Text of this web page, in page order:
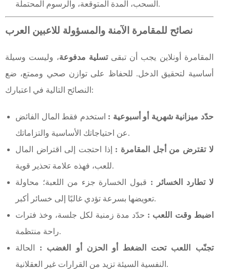
السحب، المدة المتوقعة، والرسوم المحتملة.
نصائح للمقامرة الآمنة والمسؤولة للاعبين العرب
المقامرة أونلاين يجب أن تبقىتسلية مدفوعة، وليست وسيلة
أساسية لتحقيق الدخل. للحفاظ على توازن صحي وممتع، ضع
النصائح التالية في اعتبارك:
حدّد ميزانية شهرية أو أسبوعية : استخدم فقط المال الفائض
عن احتياجاتك الأساسية والتزاماتك.
لا تقترض من أجل المقامرة : إذا احتجت إلى اقتراض المال
للعب، فهذه علامة تحذير قوية.
لا تطارد الخسائر : قبول الخسارة جزء من اللعبة؛ محاولة
تعويضها بسرعة تؤدي غالبًا إلى خسائر أكبر.
اضبط وقت اللعب : حدّد مدة زمنية لكل جلسة، وخذ فترات
راحة منتظمة.
تجنّب اللعب تحت الضغط أو الحزن أو الغضب : الحالة
النفسية السيئة تزيد من القرارات غير العقلانية.